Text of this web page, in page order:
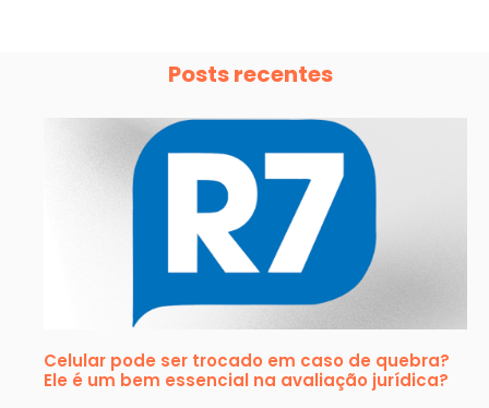
Posts recentes
Celular pode ser trocado em caso de quebra?
Ele é um bem essencial na avaliação jurídica?